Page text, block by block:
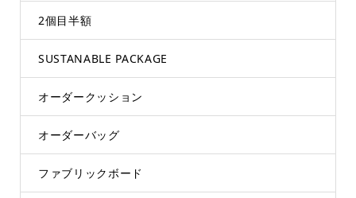
2個目半額
SUSTANABLE PACKAGE
オーダークッション
オーダーバッグ
ファブリックボード